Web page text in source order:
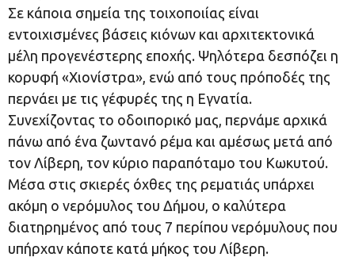
Σε κάποια σημεία της τοιχοποιίας είναι
εντοιχισμένες βάσεις κιόνων και αρχιτεκτονικά
μέλη προγενέστερης εποχής. Ψηλότερα δεσπόζει η
κορυφή «Χιονίστρα», ενώ από τους πρόποδές της
περνάει με τις γέφυρές της η Εγνατία.
Συνεχίζοντας το οδοιπορικό μας, περνάμε αρχικά
πάνω από ένα ζωντανό ρέμα και αμέσως μετά από
τον Λίβερη, τον κύριο παραπόταμο του Κωκυτού.
Μέσα στις σκιερές όχθες της ρεματιάς υπάρχει
ακόμη ο νερόμυλος του Δήμου, ο καλύτερα
διατηρημένος από τους 7 περίπου νερόμυλους που
υπήρχαν κάποτε κατά μήκος του Λίβερη.